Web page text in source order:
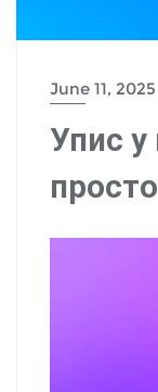
June 11, 2025
Упис у